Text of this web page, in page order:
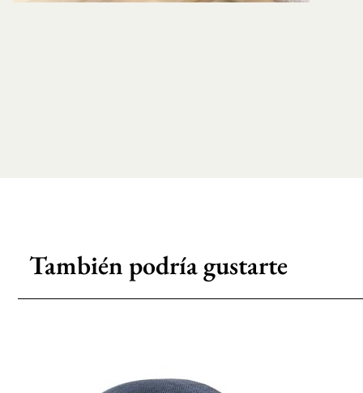
También podría gustarte